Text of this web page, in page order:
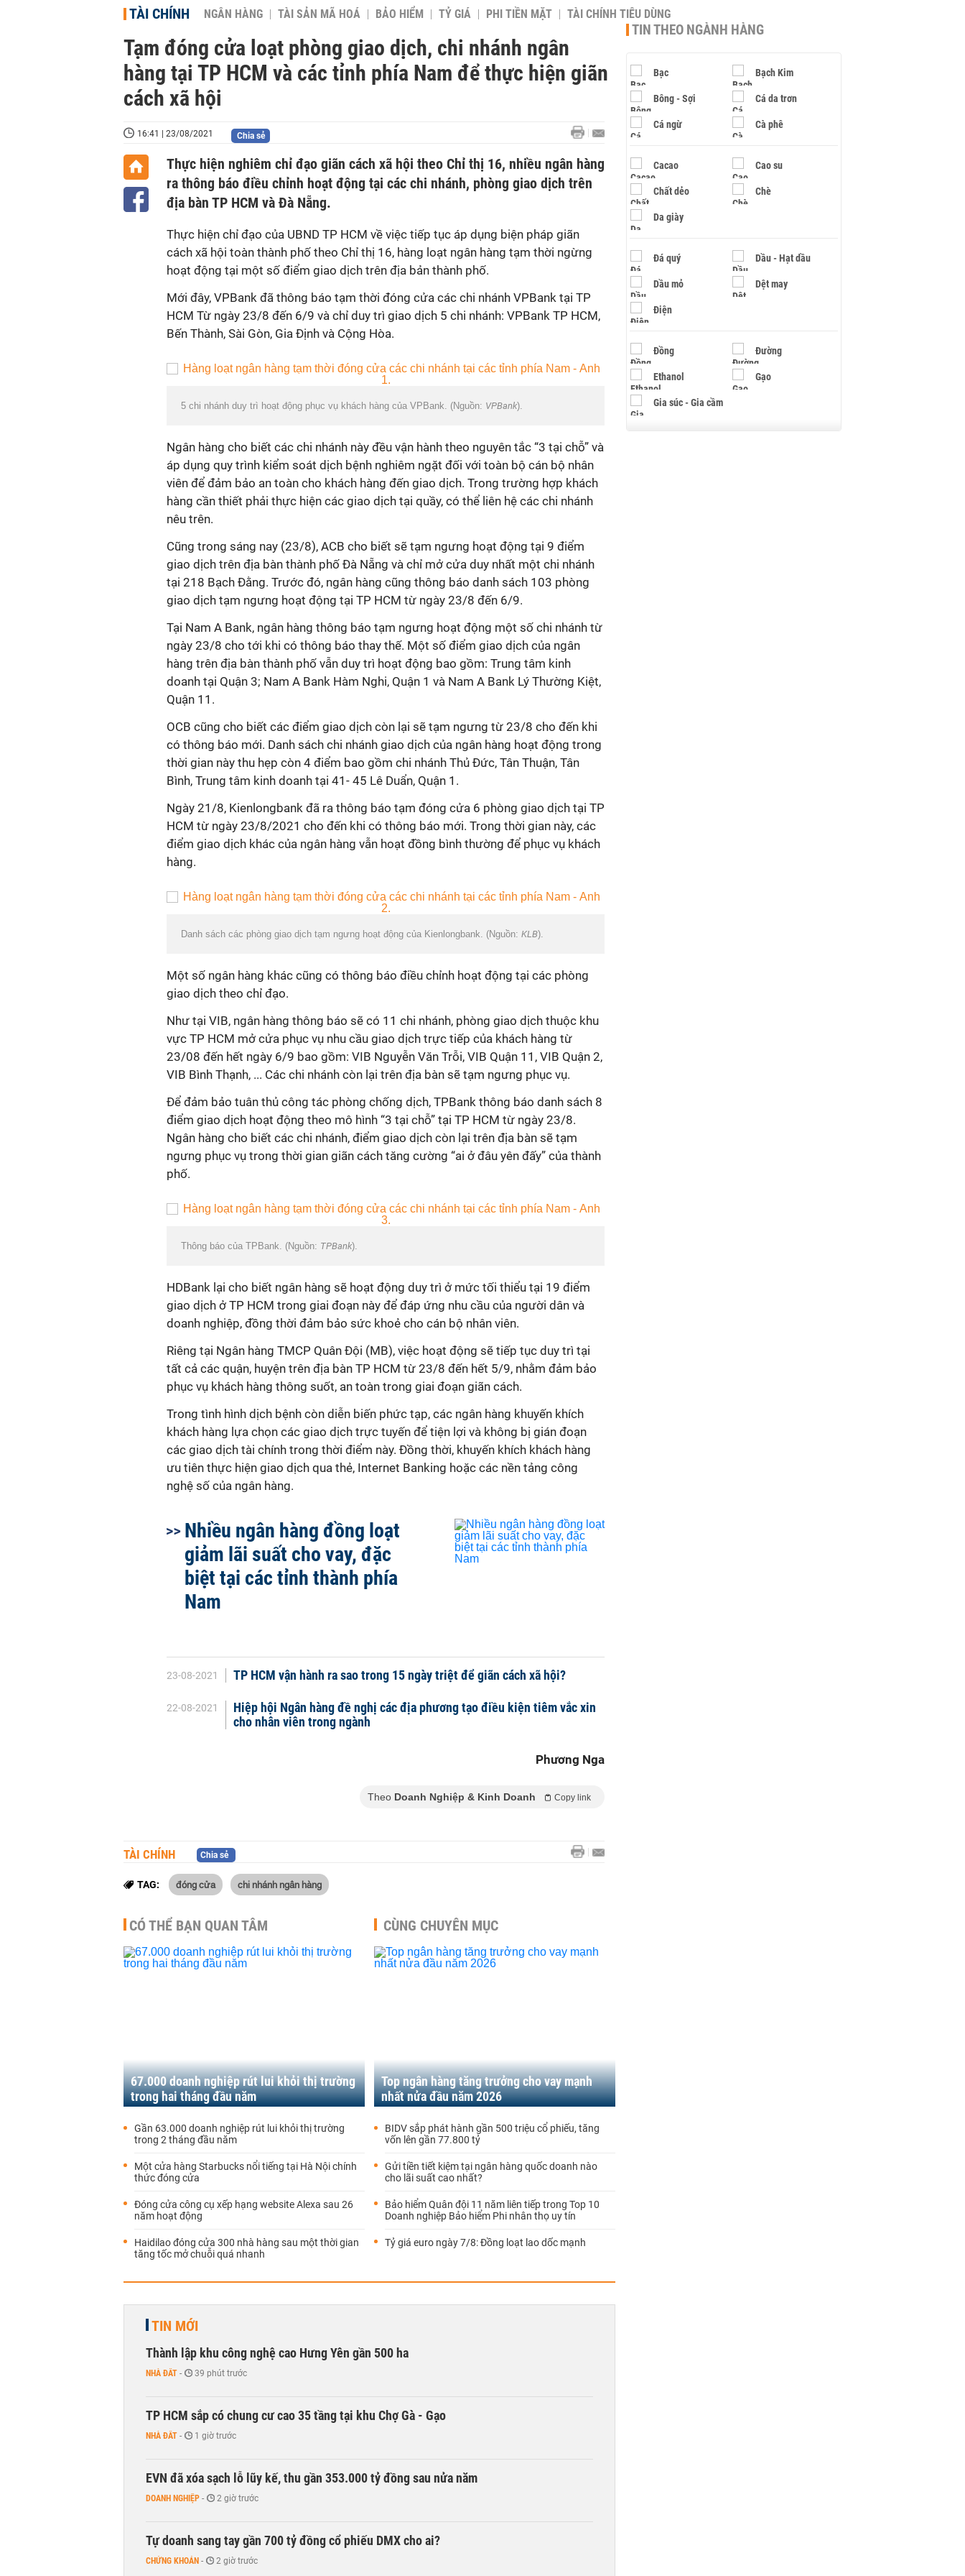
TÀI CHÍNH NGÂN HÀNG TÀI SẢN MÃ HOÁ BẢO HIỂM TỶ GIÁ PHI TIỀN MẶT TÀI CHÍNH TIÊU DÙNG
Tạm đóng cửa loạt phòng giao dịch, chi nhánh ngân
hàng tại TP HCM và các tỉnh phía Nam để thực hiện giãn
cách xã hội
16:41 | 23/08/2021 Chia sẻ
Thực hiện nghiêm chỉ đạo giãn cách xã hội theo Chỉ thị 16, nhiều ngân hàng
ra thông báo điều chỉnh hoạt động tại các chi nhánh, phòng giao dịch trên
địa bàn TP HCM và Đà Nẵng.
Thực hiện chỉ đạo của UBND TP HCM về việc tiếp tục áp dụng biện pháp giãn
cách xã hội toàn thành phố theo Chỉ thị 16, hàng loạt ngân hàng tạm thời ngừng
hoạt động tại một số điểm giao dịch trên địa bản thành phố.
Mới đây, VPBank đã thông báo tạm thời đóng cửa các chi nhánh VPBank tại TP
HCM Từ ngày 23/8 đến 6/9 và chỉ duy trì giao dịch 5 chi nhánh: VPBank TP HCM,
Bến Thành, Sài Gòn, Gia Định và Cộng Hòa.
5 chi nhánh duy trì hoạt động phục vụ khách hàng của VPBank. (Nguồn: VPBank).
Ngân hàng cho biết các chi nhánh này đều vận hành theo nguyên tắc “3 tại chỗ” và
áp dụng quy trình kiểm soát dịch bệnh nghiêm ngặt đối với toàn bộ cán bộ nhân
viên để đảm bảo an toàn cho khách hàng đến giao dịch. Trong trường hợp khách
hàng cần thiết phải thực hiện các giao dịch tại quầy, có thể liên hệ các chi nhánh
nêu trên.
Cũng trong sáng nay (23/8), ACB cho biết sẽ tạm ngưng hoạt động tại 9 điểm
giao dịch trên địa bàn thành phố Đà Nẵng và chỉ mở cửa duy nhất một chi nhánh
tại 218 Bạch Đằng. Trước đó, ngân hàng cũng thông báo danh sách 103 phòng
giao dịch tạm ngưng hoạt động tại TP HCM từ ngày 23/8 đến 6/9.
Tại Nam A Bank, ngân hàng thông báo tạm ngưng hoạt động một số chi nhánh từ
ngày 23/8 cho tới khi có thông báo thay thế. Một số điểm giao dịch của ngân
hàng trên địa bàn thành phố vẫn duy trì hoạt động bao gồm: Trung tâm kinh
doanh tại Quận 3; Nam A Bank Hàm Nghi, Quận 1 và Nam A Bank Lý Thường Kiệt,
Quận 11.
OCB cũng cho biết các điểm giao dịch còn lại sẽ tạm ngưng từ 23/8 cho đến khi
có thông báo mới. Danh sách chi nhánh giao dịch của ngân hàng hoạt động trong
thời gian này thu hẹp còn 4 điểm bao gồm chi nhánh Thủ Đức, Tân Thuận, Tân
Bình, Trung tâm kinh doanh tại 41- 45 Lê Duẩn, Quận 1.
Ngày 21/8, Kienlongbank đã ra thông báo tạm đóng cửa 6 phòng giao dịch tại TP
HCM từ ngày 23/8/2021 cho đến khi có thông báo mới. Trong thời gian này, các
điểm giao dịch khác của ngân hàng vẫn hoạt đồng bình thường để phục vụ khách
hàng.
Danh sách các phòng giao dịch tạm ngưng hoạt động của Kienlongbank. (Nguồn: KLB).
Một số ngân hàng khác cũng có thông báo điều chỉnh hoạt động tại các phòng
giao dịch theo chỉ đạo.
Như tại VIB, ngân hàng thông báo sẽ có 11 chi nhánh, phòng giao dịch thuộc khu
vực TP HCM mở cửa phục vụ nhu cầu giao dịch trực tiếp của khách hàng từ
23/08 đến hết ngày 6/9 bao gồm: VIB Nguyễn Văn Trỗi, VIB Quận 11, VIB Quận 2,
VIB Bình Thạnh, ... Các chi nhánh còn lại trên địa bàn sẽ tạm ngưng phục vụ.
Để đảm bảo tuân thủ công tác phòng chống dịch, TPBank thông báo danh sách 8
điểm giao dịch hoạt động theo mô hình “3 tại chỗ” tại TP HCM từ ngày 23/8.
Ngân hàng cho biết các chi nhánh, điểm giao dịch còn lại trên địa bàn sẽ tạm
ngưng phục vụ trong thời gian giãn cách tăng cường “ai ở đâu yên đấy” của thành
phố.
Thông báo của TPBank. (Nguồn: TPBank).
HDBank lại cho biết ngân hàng sẽ hoạt động duy trì ở mức tối thiểu tại 19 điểm
giao dịch ở TP HCM trong giai đoạn này để đáp ứng nhu cầu của người dân và
doanh nghiệp, đồng thời đảm bảo sức khoẻ cho cán bộ nhân viên.
Riêng tại Ngân hàng TMCP Quân Đội (MB), việc hoạt động sẽ tiếp tục duy trì tại
tất cả các quận, huyện trên địa bàn TP HCM từ 23/8 đến hết 5/9, nhằm đảm bảo
phục vụ khách hàng thông suốt, an toàn trong giai đoạn giãn cách.
Trong tình hình dịch bệnh còn diễn biến phức tạp, các ngân hàng khuyến khích
khách hàng lựa chọn các giao dịch trực tuyến để tiện lợi và không bị gián đoạn
các giao dịch tài chính trong thời điểm này. Đồng thời, khuyến khích khách hàng
ưu tiên thực hiện giao dịch qua thẻ, Internet Banking hoặc các nền tảng công
nghệ số của ngân hàng.
Nhiều ngân hàng đồng loạt
giảm lãi suất cho vay, đặc
biệt tại các tỉnh thành phía
Nam
23-08-2021 TP HCM vận hành ra sao trong 15 ngày triệt để giãn cách xã hội?
22-08-2021
Hiệp hội Ngân hàng đề nghị các địa phương tạo điều kiện tiêm vắc xin
cho nhân viên trong ngành
Phương Nga
Theo Doanh Nghiệp & Kinh Doanh Copy link
TÀI CHÍNH Chia sẻ
TAG: đóng cửa chi nhánh ngân hàng
CÓ THỂ BẠN QUAN TÂM
67.000 doanh nghiệp rút lui khỏi thị trường
trong hai tháng đầu năm
Gần 63.000 doanh nghiệp rút lui khỏi thị trường
trong 2 tháng đầu năm
Một cửa hàng Starbucks nổi tiếng tại Hà Nội chính
thức đóng cửa
Đóng cửa công cụ xếp hạng website Alexa sau 26
năm hoạt động
Haidilao đóng cửa 300 nhà hàng sau một thời gian
tăng tốc mở chuỗi quá nhanh
CÙNG CHUYÊN MỤC
Top ngân hàng tăng trưởng cho vay mạnh
nhất nửa đầu năm 2026
BIDV sắp phát hành gần 500 triệu cổ phiếu, tăng
vốn lên gần 77.800 tỷ
Gửi tiền tiết kiệm tại ngân hàng quốc doanh nào
cho lãi suất cao nhất?
Bảo hiểm Quân đội 11 năm liên tiếp trong Top 10
Doanh nghiệp Bảo hiểm Phi nhân thọ uy tín
Tỷ giá euro ngày 7/8: Đồng loạt lao dốc mạnh
TIN MỚI
Thành lập khu công nghệ cao Hưng Yên gần 500 ha
NHÀ ĐẤT - 39 phút trước
TP HCM sắp có chung cư cao 35 tầng tại khu Chợ Gà - Gạo
NHÀ ĐẤT - 1 giờ trước
EVN đã xóa sạch lỗ lũy kế, thu gần 353.000 tỷ đồng sau nửa năm
DOANH NGHIỆP - 2 giờ trước
Tự doanh sang tay gần 700 tỷ đồng cổ phiếu DMX cho ai?
CHỨNG KHOÁN - 2 giờ trước
TIN THEO NGÀNH HÀNG
Bạc Bạch Kim
Bông - Sợi Cá da trơn
Cá ngừ Cà phê
Cacao Cao su
Chất dẻo Chè
Da giày
Đá quý Dầu - Hạt dầu
Dầu mỏ Dệt may
Điện
Đồng Đường
Ethanol Gạo
Gia súc - Gia cầm